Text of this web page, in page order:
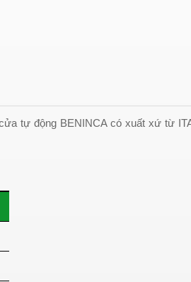
tự động BENINCA có xuất xứ từ